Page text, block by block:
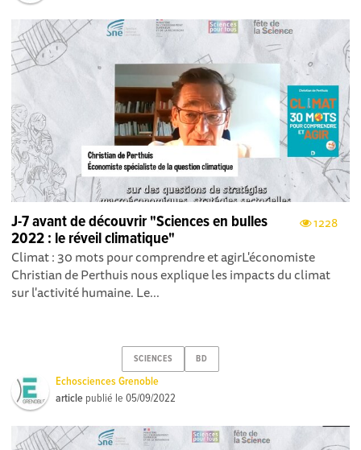
1228
J-7 avant de découvrir "Sciences en bulles
2022 : le réveil climatique"
Climat : 30 mots pour comprendre et agirL'économiste
Christian de Perthuis nous explique les impacts du climat
sur l'activité humaine. Le...
SCIENCES BD
Echosciences Grenoble
article publié le05/09/2022